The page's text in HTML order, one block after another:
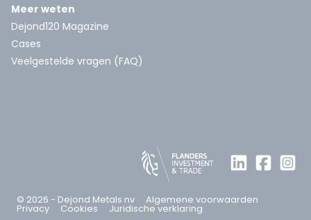
Meer weten
Dejond120 Magazine
Cases
Veelgestelde vragen (FAQ)
© 2026 - Dejond Metals nv Algemene voorwaarden
Privacy Cookies Juridische verklaring